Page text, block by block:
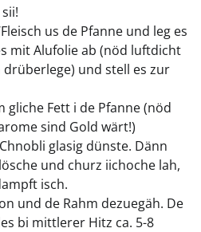
us de Pfanne und leg es
mit Alufolie ab (nöd luftdicht
drüberlege) und stell es zur
gliche Fett i de Pfanne (nöd
sind Gold wärt!)
glasig dünste. Dänn
und churz iichoche lah,
isch.
und de Rahm dezuegäh. De
bi mittlerer Hitz ca. 5-8